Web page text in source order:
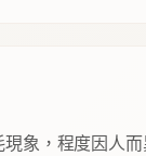
象，程度因人